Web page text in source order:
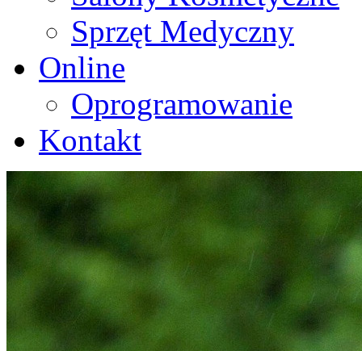
Sprzęt Medyczny
Online
Oprogramowanie
Kontakt